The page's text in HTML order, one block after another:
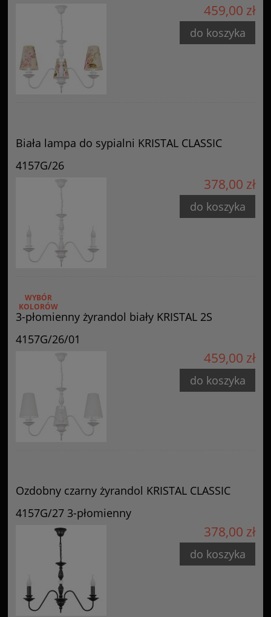
459,00 zł
do koszyka
Biała lampa do sypialni KRISTAL CLASSIC
4157G/26
378,00 zł
do koszyka
3-płomienny żyrandol biały KRISTAL 2S
4157G/26/01
WYBÓR
KOLORÓW
459,00 zł
do koszyka
Ozdobny czarny żyrandol KRISTAL CLASSIC
4157G/27 3-płomienny
378,00 zł
do koszyka